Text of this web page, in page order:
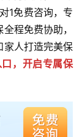
1免费咨询，专
程免费协助，
家人打造完美保
，开启专属保